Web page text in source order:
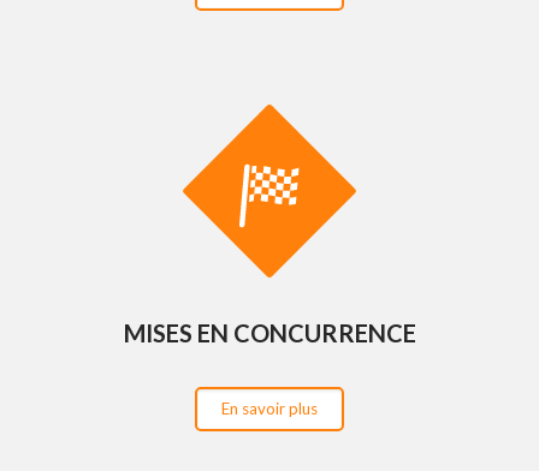
MISES EN CONCURRENCE
En savoir plus